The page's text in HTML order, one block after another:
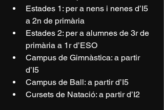
Estades 1: per a nens i nenes d’I5
a 2n de primària
Estades 2: per a alumnes de 3r de
primària a 1r d’ESO
Campus de Gimnàstica: a partir
d’I5
Campus de Ball: a partir d’I5
Cursets de Natació: a partir d’I2